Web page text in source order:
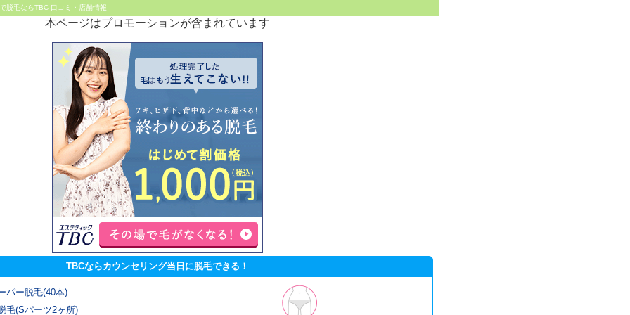
脱毛ならTBC 口コミ・店舗情報
本ページはプロモーションが含まれています
TBCならカウンセリング当日に脱毛できる！
パー脱毛(40本)
毛(Sパーツ2ヶ所)